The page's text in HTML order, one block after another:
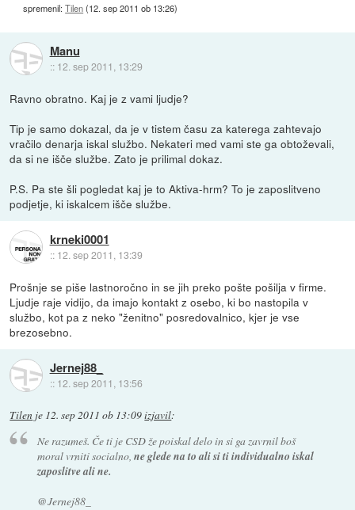
spremenil:Tilen(12. sep 2011 ob 13:26)
Manu
:: 12. sep 2011, 13:29
Ravno obratno. Kaj je z vami ljudje?
Tip je samo dokazal, da je v tistem času za katerega zahtevajo
vračilo denarja iskal službo. Nekateri med vami ste ga obtoževali,
da si ne išče službe. Zato je prilimal dokaz.
P.S. Pa ste šli pogledat kaj je to Aktiva-hrm? To je zaposlitveno
podjetje, ki iskalcem išče službe.
krneki0001
:: 12. sep 2011, 13:39
Prošnje se piše lastnoročno in se jih preko pošte pošilja v firme.
Ljudje raje vidijo, da imajo kontakt z osebo, ki bo nastopila v
službo, kot pa z neko "ženitno" posredovalnico, kjer je vse
brezosebno.
Jernej88_
:: 12. sep 2011, 13:56
Tilen je 12. sep 2011 ob 13:09izjavil:
Ne razumeš. Če ti je CSD že poiskal delo in si ga zavrnil boš
moral vrniti socialno, ne glede na to ali si ti individualno iskal
zaposlitve ali ne.
@Jernej88_